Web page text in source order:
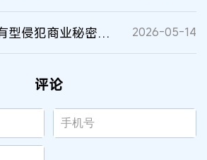
非法获取持有型侵犯商业秘密罪的认定 2026-05-14
评论